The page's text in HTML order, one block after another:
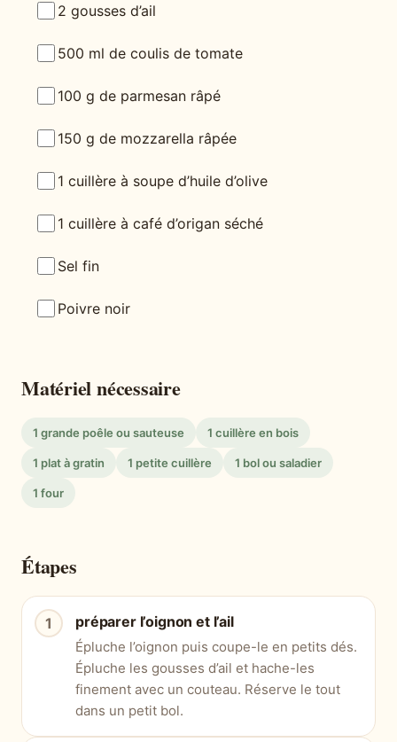
2 gousses d’ail
500 ml de coulis de tomate
100 g de parmesan râpé
150 g de mozzarella râpée
1 cuillère à soupe d’huile d’olive
1 cuillère à café d’origan séché
Sel fin
Poivre noir
Matériel nécessaire
1 grande poêle ou sauteuse 1 cuillère en bois
1 plat à gratin 1 petite cuillère 1 bol ou saladier
1 four
Étapes
préparer l’oignon et l’ail
Épluche l’oignon puis coupe-le en petits dés.
Épluche les gousses d’ail et hache-les
finement avec un couteau. Réserve le tout
dans un petit bol.